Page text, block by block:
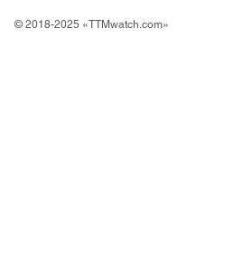
© 2018-2025 «TTMwatch.com»